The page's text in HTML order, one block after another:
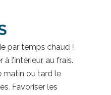
par temps chaud !
l’intérieur, au frais.
matin ou tard le
Favoriser les